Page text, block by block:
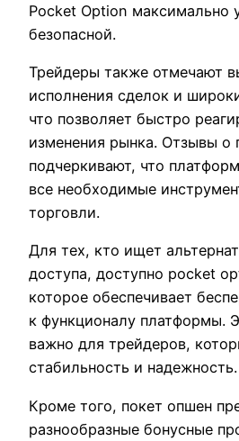
Pocket Option максимально
безопасной.
Трейдеры также отмечают
исполнения сделок и
что позволяет быстро
изменения рынка. Отзывы о
подчеркивают, что
все необходимые
торговли.
Для тех, кто ищет
доступа, доступно pocket
которое обеспечивает
к функционалу платформы.
важно для трейдеров,
стабильность и надежность.
Кроме того, покет опшен
разнообразные бонусные